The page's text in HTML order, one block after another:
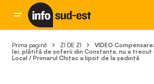
Prima pagină ZI DE ZI
VIDEO
lei, plătită de șoferii din Constanța, nu a trecut
Local / Primarul Chițac a lipsit de la ședință